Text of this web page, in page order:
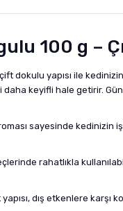
100 g –
yapısı ile kedinizin
keyifli hale getirir.
sayesinde kedinizin
rahatlıkla
dış etkenlere